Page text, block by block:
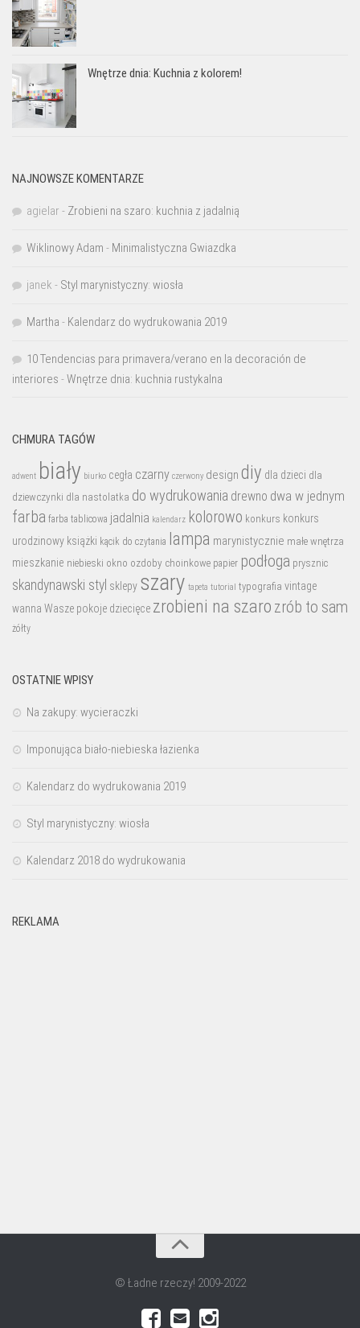
Wnętrze dnia: Kuchnia z kolorem!
NAJNOWSZE KOMENTARZE
agielar - Zrobieni na szaro: kuchnia z jadalnią
Wiklinowy Adam - Minimalistyczna Gwiazdka
janek - Styl marynistyczny: wiosła
Martha - Kalendarz do wydrukowania 2019
10 Tendencias para primavera/verano en la decoración de
interiores -Wnętrze dnia: kuchnia rustykalna
CHMURA TAGÓW
adwent biały biurko cegła czarny czerwony design diy dla dzieci dla
dziewczynki dla nastolatka do wydrukowania drewno dwa w jednym
farba farba tablicowa jadalnia kalendarz kolorowo konkurs konkurs
urodzinowy książki kącik do czytania lampa marynistycznie małe wnętrza
mieszkanie niebieski okno ozdoby choinkowe papier podłoga prysznic
skandynawski styl sklepy szary tapeta tutorial typografia vintage
wanna Wasze pokoje dziecięce zrobieni na szaro zrób to sam
żółty
OSTATNIE WPISY
Na zakupy: wycieraczki
Imponująca biało-niebieska łazienka
Kalendarz do wydrukowania 2019
Styl marynistyczny: wiosła
Kalendarz 2018 do wydrukowania
REKLAMA
© Ładne rzeczy! 2009-2022